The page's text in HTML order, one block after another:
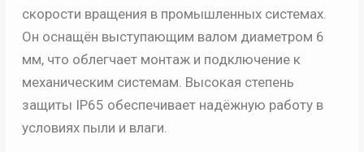
скорости вращения в промышленных системах.
Он оснащён выступающим валом диаметром 6
мм, что облегчает монтаж и подключение к
механическим системам. Высокая степень
защиты IP65 обеспечивает надёжную работу в
условиях пыли и влаги.